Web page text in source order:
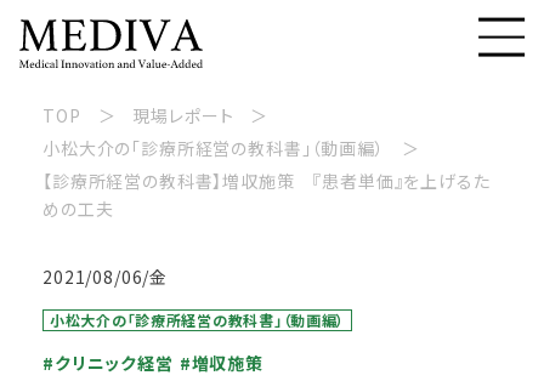
TOP
現場レポート
小松大介の「診療所経営の教科書」（動画編）
【診療所経営の教科書】増収施策 『患者単価』を上げるた
めの工夫
2021/08/06/金
小松大介の「診療所経営の教科書」（動画編）
#クリニック経営 #増収施策